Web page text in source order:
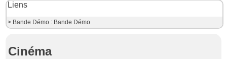
Liens
> Bande Démo : Bande Démo
Cinéma